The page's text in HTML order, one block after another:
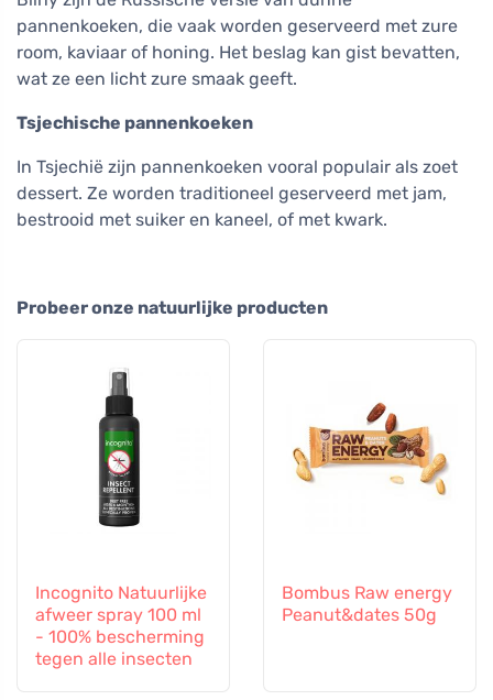
pannenkoeken, die vaak worden geserveerd met zure
room, kaviaar of honing. Het beslag kan gist bevatten,
wat ze een licht zure smaak geeft.
Tsjechische pannenkoeken
In Tsjechië zijn pannenkoeken vooral populair als zoet
dessert. Ze worden traditioneel geserveerd met jam,
bestrooid met suiker en kaneel, of met kwark.
Probeer onze natuurlijke producten
Incognito Natuurlijke
afweer spray 100 ml
- 100% bescherming
tegen alle insecten
Bombus Raw energy
Peanut&dates 50g